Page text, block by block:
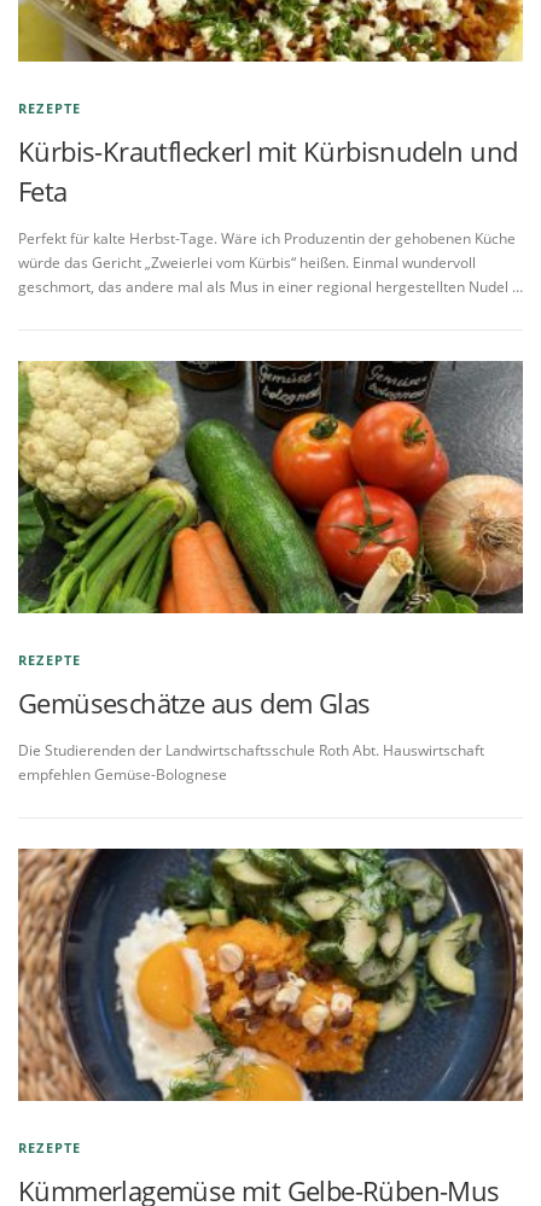
REZEPTE
Kürbis-Krautfleckerl mit Kürbisnudeln und
Feta
Perfekt für kalte Herbst-Tage. Wäre ich Produzentin der gehobenen Küche
würde das Gericht „Zweierlei vom Kürbis“ heißen. Einmal wundervoll
geschmort, das andere mal als Mus in einer regional hergestellten Nudel …
REZEPTE
Gemüseschätze aus dem Glas
Die Studierenden der Landwirtschaftsschule Roth Abt. Hauswirtschaft
empfehlen Gemüse-Bolognese
REZEPTE
Kümmerlagemüse mit Gelbe-Rüben-Mus